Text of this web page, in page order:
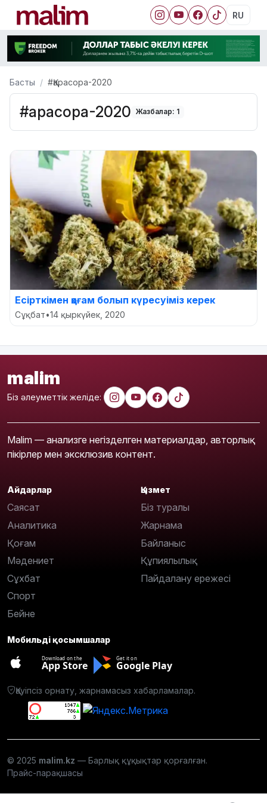
RU
Басты #Қарасора-2020
#Қарасора-2020 Жазбалар: 1
Есірткімен қоғам болып күресуіміз керек
Сұқбат•14 қыркүйек, 2020
malim
Біз әлеуметтік желіде:
Malim — анализге негізделген материалдар, авторлық
пікірлер мен эксклюзив контент.
Айдарлар
Саясат
Аналитика
Қоғам
Мәдениет
Сұхбат
Спорт
Бейне
Қызмет
Біз туралы
Жарнама
Байланыс
Құпиялылық
Пайдалану ережесі
Мобильді қосымшалар
Download on the
App Store
Get it on
Google Play
Қауіпсіз орнату, жарнамасыз хабарламалар.
© 2025 malim.kz — Барлық құқықтар қорғалған.
Прайс-парақшасы